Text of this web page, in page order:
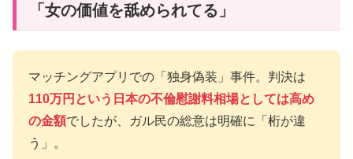
「女の価値を舐められてる」
マッチングアプリでの「独身偽装」事件。判決は
110万円という日本の不倫慰謝料相場としては高め
の金額でしたが、ガル民の総意は明確に「桁が違
う」。